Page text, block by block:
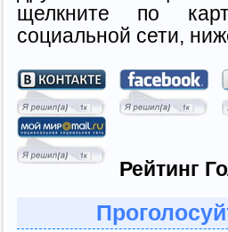
щелкните по
социальной сети,
Рейтинг